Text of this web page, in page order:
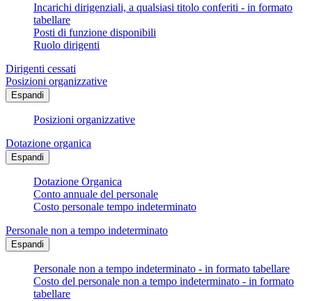
Incarichi dirigenziali, a qualsiasi titolo conferiti - in formato
tabellare
Posti di funzione disponibili
Ruolo dirigenti
Dirigenti cessati
Posizioni organizzative
Espandi
Posizioni organizzative
Dotazione organica
Espandi
Dotazione Organica
Conto annuale del personale
Costo personale tempo indeterminato
Personale non a tempo indeterminato
Espandi
Personale non a tempo indeterminato - in formato tabellare
Costo del personale non a tempo indeterminato - in formato
tabellare